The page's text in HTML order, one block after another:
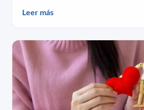
Leer más